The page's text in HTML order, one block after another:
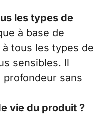
les types de
à base de
tous les types de
sensibles. Il
sans
vie du produit ?